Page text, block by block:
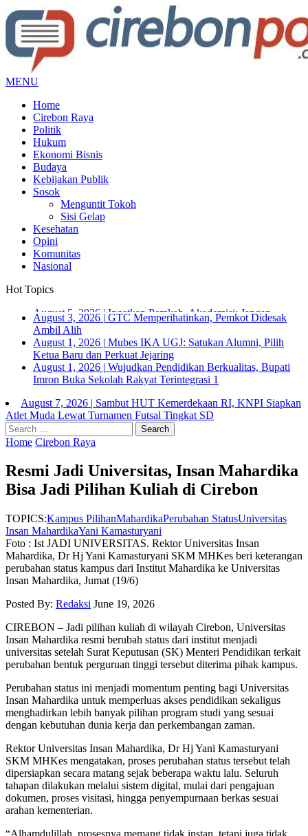
MENU
Home
Cirebon Raya
Politik
Hukum
Ekonomi Bisnis
Budaya
Kebijakan Publik
Sosok
Menguntit Tokoh
Sisi Gelap
Kesehatan
Opini
Komunitas
Nasional
Hot Topics
August 3, 2026 | GTC Memperihatinkan, Pemkot Didesak
Ambil Alih
August 1, 2026 | Mubes IKA UGJ: Satukan Alumni, Pilih
Ketua Baru dan Perkuat Jejaring
August 1, 2026 | Wujudkan Pendidikan Berkualitas, Bupati
Imron Buka Sekolah Rakyat Terintegrasi 1
August 7, 2026 | Sambut HUT Kemerdekaan RI, KNPI Siapkan
Atlet Muda Lewat Turnamen Futsal Tingkat SD
August 5, 2026 | Ingatkan Pemkab, Akademisi: Jangan Jadikan
Peningkatan PAD Sebatas Retorika Tahunan
Search
for:
Home Cirebon Raya
Resmi Jadi Universitas, Insan Mahardika
Bisa Jadi Pilihan Kuliah di Cirebon
TOPICS:Kampus PilihanMahardikaPerubahan StatusUniversitas
Insan MahardikaYani Kamasturyani
Foto : Ist JADI UNIVERSITAS. Rektor Universitas Insan
Mahardika, Dr Hj Yani Kamasturyani SKM MHKes beri keterangan
perubahan status kampus dari Institut Mahardika ke Universitas
Insan Mahardika, Jumat (19/6)
Posted By: Redaksi June 19, 2026
CIREBON – Jadi pilihan kuliah di wilayah Cirebon, Universitas
Insan Mahardika resmi berubah status dari institut menjadi
universitas setelah Surat Keputusan (SK) Menteri Pendidikan terkait
perubahan bentuk perguruan tinggi tersebut diterima pihak kampus.
Perubahan status ini menjadi momentum penting bagi Universitas
Insan Mahardika untuk memperluas akses pendidikan sekaligus
menghadirkan lebih banyak pilihan program studi yang sesuai
dengan kebutuhan dunia kerja dan perkembangan zaman.
Rektor Universitas Insan Mahardika, Dr Hj Yani Kamasturyani
SKM MHKes mengatakan, proses perubahan status tersebut telah
dipersiapkan secara matang sejak beberapa waktu lalu. Seluruh
tahapan dilakukan melalui sistem digital, mulai dari pengajuan
dokumen, proses visitasi, hingga penyempurnaan berkas sesuai
arahan kementerian.